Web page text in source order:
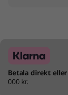
Betala direkt
000 kr.